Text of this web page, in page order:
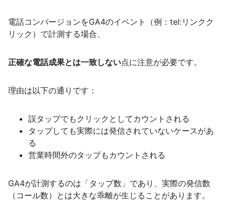
電話コンバージョンをGA4のイベント（例：tel:リンクク
リック）で計測する場合、
正確な電話成果とは一致しない点に注意が必要です。
理由は以下の通りです：
誤タップでもクリックとしてカウントされる
タップしても実際には発信されていないケースがあ
る
営業時間外のタップもカウントされる
GA4が計測するのは「タップ数」であり、実際の発信数
（コール数）とは大きな乖離が生じることがあります。